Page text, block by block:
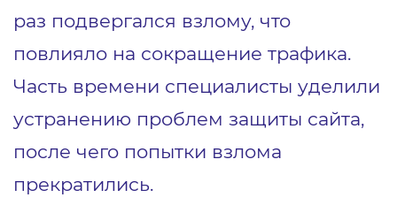
раз подвергался взлому, что
повлияло на сокращение трафика.
Часть времени специалисты уделили
устранению проблем защиты сайта,
после чего попытки взлома
прекратились.